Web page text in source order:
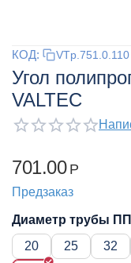
КОД: VTp.751.0.110
Угол
VALTEC
701.00 Р
Предзаказ
Диаметр трубы
20
25 32